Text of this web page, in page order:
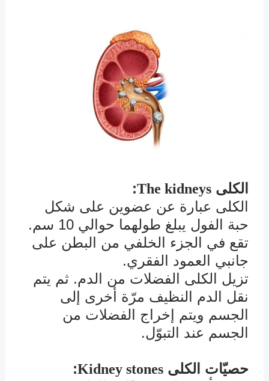
الكلى The kidneys
:
الكلى عبارة عن عضوين على شكل
حبة الفول يبلغ طولهما حوالي 10 سم.
تقع في الجزء الخلفي من البطن على
جانبي العمود الفقري.
تزيل الكلى الفضلات من الدم. ثم يتم
نقل الدم النظيف مرّة أخرى إلى
الجسم ويتم إخراج الفضلات من
الجسم عند التبوّل.
حصيّات الكلى Kidney stones
: